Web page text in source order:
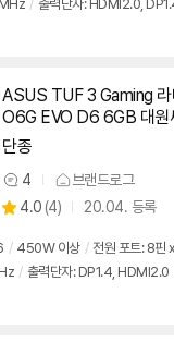
뷰
/ 출력단자: HDMI2.0,
ASUS TUF 3 Gaming
O6G EVO D6 6GB 대원
단종
상
품
견
4 브랜드로그
별
점
4.0 (상
리
뷰
4) 20.04. 등록
/ 450W 이상 / 전원 포트: 8핀
/ 출력단자: DP1.4, HDMI2.0